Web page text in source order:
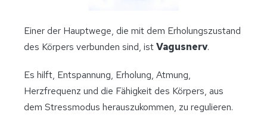
Einer der Hauptwege, die mit dem Erholungszustand
des Körpers verbunden sind, istVagusnerv.
Es hilft, Entspannung, Erholung, Atmung,
Herzfrequenz und die Fähigkeit des Körpers, aus
dem Stressmodus herauszukommen, zu regulieren.